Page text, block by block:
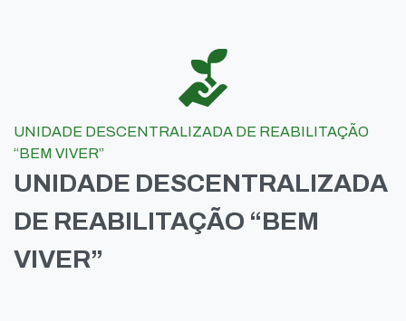
UNIDADE DESCENTRALIZADA DE REABILITAÇÃO
“BEM VIVER”
UNIDADE DESCENTRALIZADA
DE REABILITAÇÃO “BEM
VIVER”